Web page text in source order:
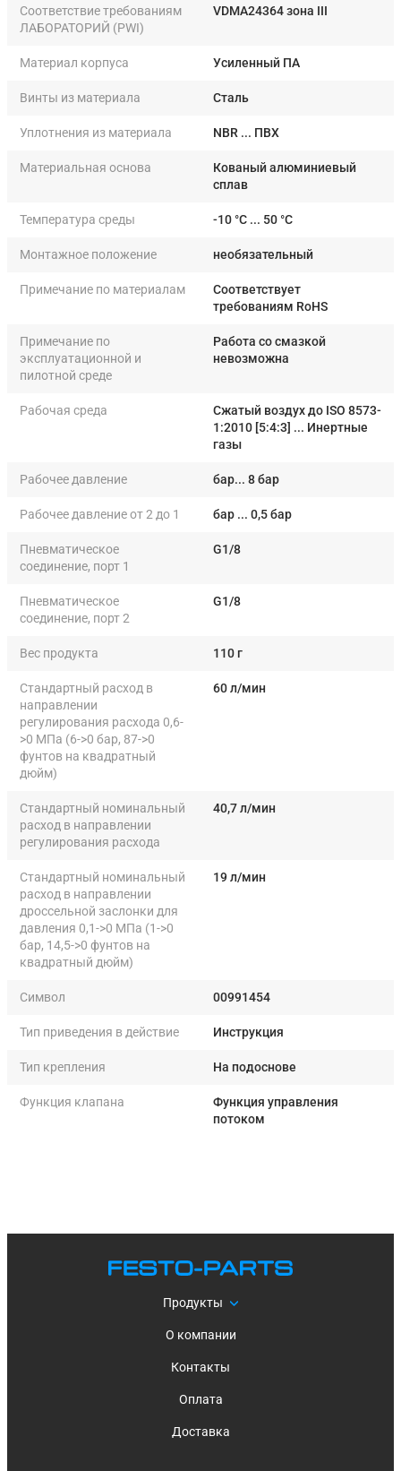
Соответствие требованиям
ЛАБОРАТОРИЙ (PWI)
VDMA24364 зона III
Материал корпуса Усиленный ПА
Винты из материала Сталь
Уплотнения из материала NBR ... ПВХ
Материальная основа
Кованый алюминиевый
сплав
Температура среды -10 °C ... 50 °C
Монтажное положение необязательный
Примечание по материалам
Соответствует
требованиям RoHS
Примечание по
эксплуатационной и
пилотной среде
Работа со смазкой
невозможна
Рабочая среда
Сжатый воздух до ISO 8573-
1:2010 [5:4:3] ... Инертные
газы
Рабочее давление бар... 8 бар
Рабочее давление от 2 до 1 бар ... 0,5 бар
Пневматическое
соединение, порт 1
G1/8
Пневматическое
соединение, порт 2
G1/8
Вес продукта 110 г
Стандартный расход в
направлении
регулирования расхода 0,6-
>0 МПа (6->0 бар, 87->0
фунтов на квадратный
дюйм)
60 л/мин
Стандартный номинальный
расход в направлении
регулирования расхода
40,7 л/мин
Стандартный номинальный
расход в направлении
дроссельной заслонки для
давления 0,1->0 МПа (1->0
бар, 14,5->0 фунтов на
квадратный дюйм)
19 л/мин
Символ 00991454
Тип приведения в действие Инструкция
Тип крепления На подоснове
Функция клапана
Функция управления
потоком
Продукты
О компании
Контакты
Оплата
Доставка